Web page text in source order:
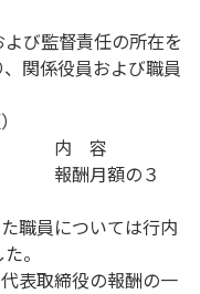
び監督責任の所在を
関係役員および職員
容
酬月額の３
職員については行内
。
表取締役の報酬の一